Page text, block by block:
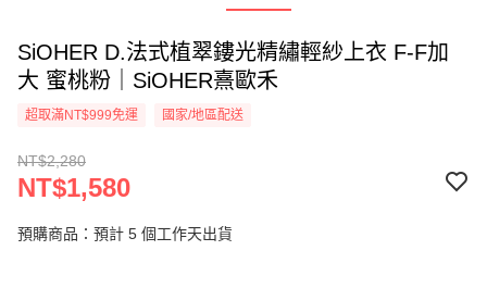
SiOHER D.法式植翠鏤光精繡輕紗上衣 F-F加
大 蜜桃粉｜SiOHER熹歐禾
超取滿NT$999免運 國家/地區配送
NT$2,280
NT$1,580
預購商品：預計 5 個工作天出貨